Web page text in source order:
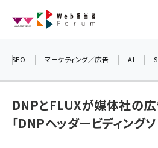
ン
SEO マーケティング／広告 AI
DNPとFLUXが媒体社の
「DNPヘッダービディング